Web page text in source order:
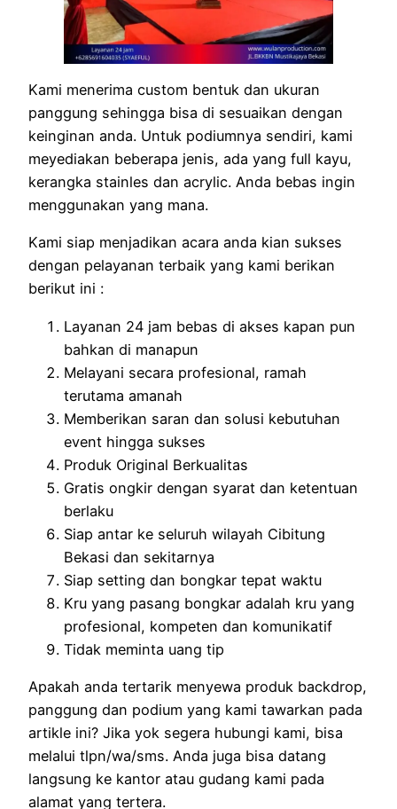
Kami menerima custom bentuk dan ukuran
panggung sehingga bisa di sesuaikan dengan
keinginan anda. Untuk podiumnya sendiri, kami
meyediakan beberapa jenis, ada yang full kayu,
kerangka stainles dan acrylic. Anda bebas ingin
menggunakan yang mana.
Kami siap menjadikan acara anda kian sukses
dengan pelayanan terbaik yang kami berikan
berikut ini :
Layanan 24 jam bebas di akses kapan pun
bahkan di manapun
Melayani secara profesional, ramah
terutama amanah
Memberikan saran dan solusi kebutuhan
event hingga sukses
Produk Original Berkualitas
Gratis ongkir dengan syarat dan ketentuan
berlaku
Siap antar ke seluruh wilayah Cibitung
Bekasi dan sekitarnya
Siap setting dan bongkar tepat waktu
Kru yang pasang bongkar adalah kru yang
profesional, kompeten dan komunikatif
Tidak meminta uang tip
Apakah anda tertarik menyewa produk backdrop,
panggung dan podium yang kami tawarkan pada
artikle ini? Jika yok segera hubungi kami, bisa
melalui tlpn/wa/sms. Anda juga bisa datang
langsung ke kantor atau gudang kami pada
alamat yang tertera.